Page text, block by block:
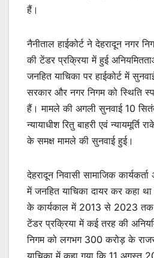
हैं।
नैनीताल हाईकोर्ट ने देहरादून नगर
की टेंडर प्रक्रिया में हुई
जनहित याचिका पर हाईकोर्ट में
सरकार और नगर निगम को स्थिति
हैं। मामले की अगली सुनवाई 10
न्यायाधीश रितु बाहरी एवं
के समक्ष मामले की सुनवाई हुई।
देहरादून निवासी सामाजिक
में जनहित याचिका दायर कर कहा
के कार्यकाल में 2013 से 2023 तक
टेंडर प्रक्रिया में कई तरह की
निगम को लगभग 300 करोड़ के
याचिका में कहा गया कि 11 अगस्त